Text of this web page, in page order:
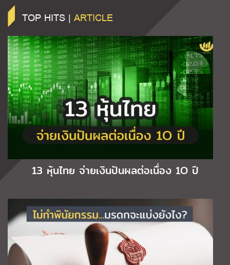
TOP HITS | ARTICLE
13 หุ้นไทย จ่ายเงินปันผลต่อเนื่อง 1O ปี